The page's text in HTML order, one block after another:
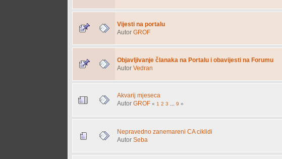
Vijesti na portalu
AutorGROF
Objavljivanje članaka na Portalu i obavijesti na Forumu
AutorVedran
Akvarij mjeseca
AutorGROF « 1 2 3 ...9 »
Nepravedno zanemareni CA ciklidi
AutorSeba